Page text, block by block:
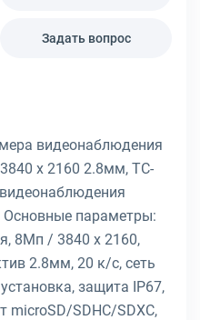
Задать вопрос
видеонаблюдения
x 2160 2.8мм, TC-
Основные параметры:
8Мп / 3840 x 2160,
2.8мм, 20 к/с, сеть
защита IP67,
microSD/SDHC/SDXC,